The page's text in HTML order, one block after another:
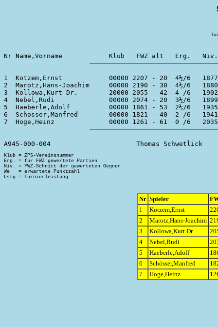
1  Kotzem,Ernst            00000 2207 - 20  4½/6
2  Marotz,Hans-Joachim     00000 2190 - 30  4½/6
3  Kollowa,Kurt Dr.        20000 2055 - 42  4 /6   1902
4  Nebel,Rudi              00000 2074 - 20  3½/6   1899
5  Haeberle,Adolf          00000 1861 - 53  2½/6
6  Schösser,Manfred        00000 1821 - 40  2 /6
Klub = ZPS-Vereinsnummer
Erg. = für FWZ gewertete Partien
Niv. = FWZ-Schnitt der gewerteten Gegner
We   = erwartete Punktzahl
Nr Spieler
1
Kotzem,Ernst
2
Marotz,Hans-Joachim
3
Kollowa,Kurt Dr.
4
Nebel,Rudi
5
Haeberle,Adolf
6
Schösser,Manfred
7
Hoge,Heinz